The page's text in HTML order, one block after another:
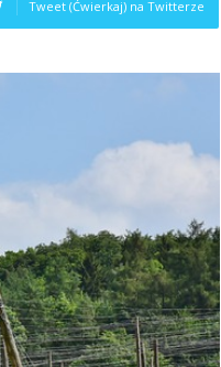
Tweet (Ćwierkaj) na Twitterze